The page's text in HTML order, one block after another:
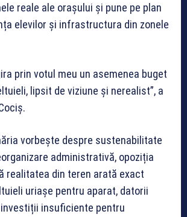
reale ale orașului și pune pe plan
elevilor și infrastructura din zonele
prin votul meu un asemenea buget
lipsit de viziune și nerealist”, a
vorbește despre sustenabilitate
administrativă, opoziția
realitatea din teren arată exact
uriașe pentru aparat, datorii
insuficiente pentru